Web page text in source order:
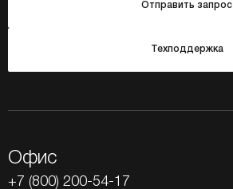
Отправить запрос
Техподдержка
Офис
+7 (800) 200-54-17